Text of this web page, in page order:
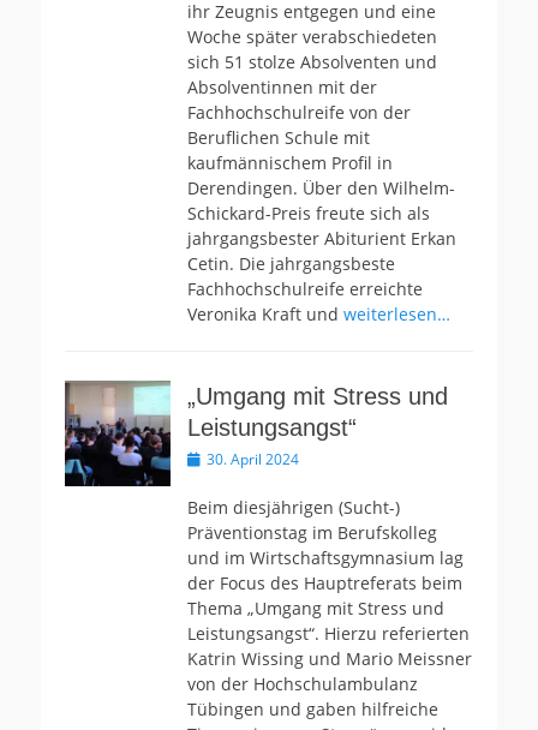
ihr Zeugnis entgegen und eine
Woche später verabschiedeten
sich 51 stolze Absolventen und
Absolventinnen mit der
Fachhochschulreife von der
Beruflichen Schule mit
kaufmännischem Profil in
Derendingen. Über den Wilhelm-
Schickard-Preis freute sich als
jahrgangsbester Abiturient Erkan
Cetin. Die jahrgangsbeste
Fachhochschulreife erreichte
Veronika Kraft und weiterlesen…
„Umgang mit Stress und
Leistungsangst“
Veröffentlicht
30. April 2024
Beim diesjährigen (Sucht-)
Präventionstag im Berufskolleg
und im Wirtschaftsgymnasium lag
der Focus des Hauptreferats beim
Thema „Umgang mit Stress und
Leistungsangst“. Hierzu referierten
Katrin Wissing und Mario Meissner
von der Hochschulambulanz
Tübingen und gaben hilfreiche